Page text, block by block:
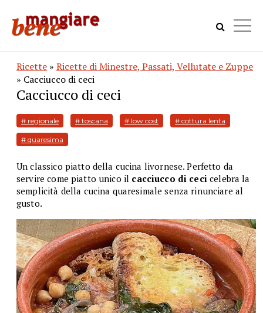
Ricette » Ricette di Minestre, Passati, Vellutate e Zuppe
» Cacciucco di ceci
Cacciucco di ceci
# regionale # toscana # low cost # cottura lenta
# quaresima
Un classico piatto della cucina livornese. Perfetto da
servire come piatto unico il cacciucco di cecicelebra la
semplicità della cucina quaresimale senza rinunciare al
gusto.